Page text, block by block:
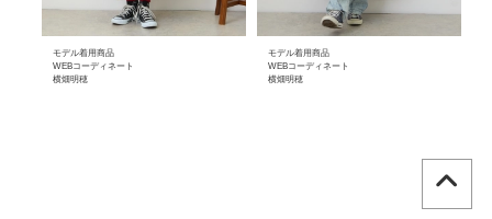
モデル着用商品
WEBコーディネート
横畑明穂
モデル着用商品
WEBコーディネート
横畑明穂